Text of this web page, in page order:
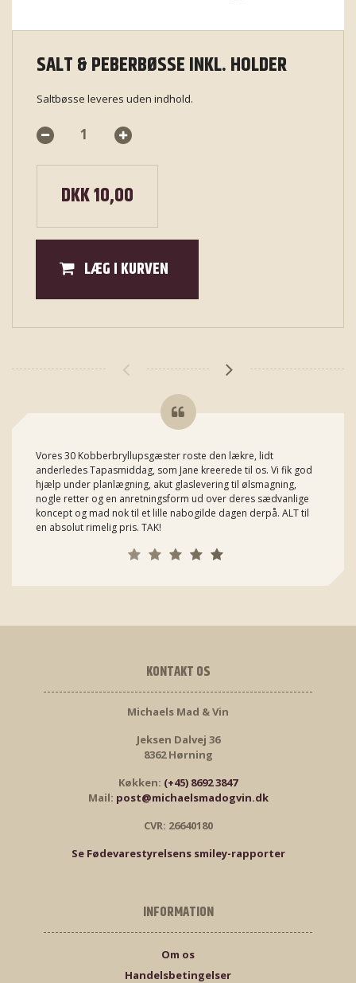
SALT & PEBERBØSSE INKL. HOLDER
Saltbøsse leveres uden indhold.
DKK 10,00
LÆG I KURVEN
Vores 30 Kobberbryllupsgæster roste den lækre, lidt
anderledes Tapasmiddag, som Jane kreerede til os. Vi fik god
hjælp under planlægning, akut glaslevering til ølsmagning,
nogle retter og en anretningsform ud over deres sædvanlige
koncept og mad nok til et lille nabogilde dagen derpå. ALT til
en absolut rimelig pris. TAK!
KONTAKT OS
Michaels Mad & Vin
Jeksen Dalvej 36
8362 Hørning
Køkken: (+45) 8692 3847
Mail: post@michaelsmadogvin.dk
CVR: 26640180
Se Fødevarestyrelsens smiley-rapporter
INFORMATION
Om os
Handelsbetingelser